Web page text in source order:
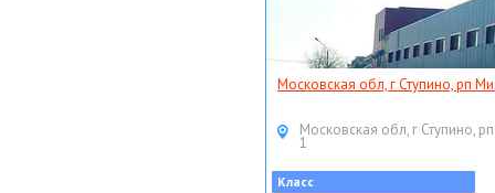
Московская обл, г Ступино, рп
Московская обл, г Ступино,
1
Класс